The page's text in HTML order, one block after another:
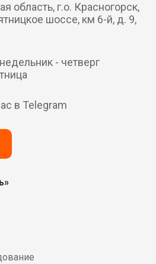
область, г.о. Красногорск,
шоссе, км 6-й, д. 9,
- четверг
в Telegram